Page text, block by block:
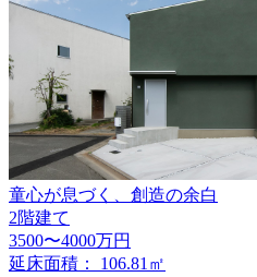
童心が息づく、創造の余白
2階建て
3500〜4000万円
延床面積：
106.81㎡